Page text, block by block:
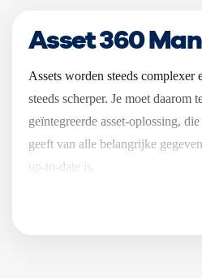
Asset 360
Assets worden steeds complexer
steeds scherper. Je moet daarom
geïntegreerde asset-oplossing,
geeft van alle belangrijke
up-to-date is.